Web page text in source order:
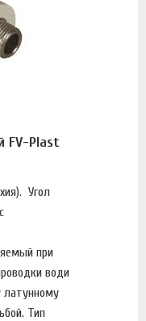
FV-Plast
Угол
при
води
латунному
Тип